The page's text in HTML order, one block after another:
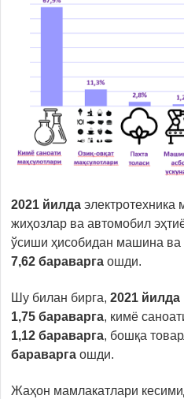
2021 йилда электротехника
жиҳозлар ва автомобил
ўсиши ҳисобидан машина ва
7,62 бараварга ошди.
Шу билан бирга, 2021 йилда
1,75 бараварга, кимё
1,12 бараварга, бошқа
бараварга ошди.
Жаҳон мамлакатлари